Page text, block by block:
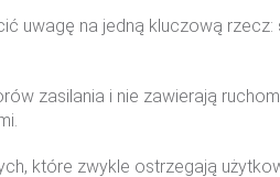
uwagę na jedną kluczową rzecz:
zasilania i nie zawierają
które zwykle ostrzegają